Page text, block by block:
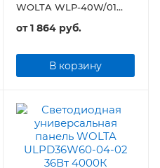
WOLTA WLP-40W/01
от1 864 руб.
В корзину